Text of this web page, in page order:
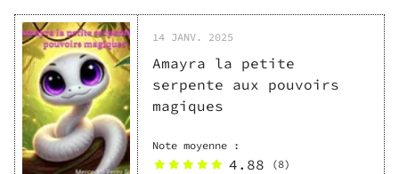
mémoire, des flashs lui reviennent de temps à autre, avec
pour seul indice la couleur rouge. Elle est l’élue de Dieu, sa
mission est d’éradiquer le mal. Mais comment est-elle
censée le faire depuis Minothaurus avec son drôle de
fiancé dont les intentions à son égard n’ont pas l’air
réjouissantes ? Pourquoi a t'-elle le pressentiment que tout
est un tissu de mensonge et que son coeur appartient
déjà à quelqu'un d'autre? Arrivera t'-elle à reprendre son
destin en main?
14 JANV. 2025
Amayra la petite
serpente aux pouvoirs
magiques
Note moyenne :
4.88 (8)